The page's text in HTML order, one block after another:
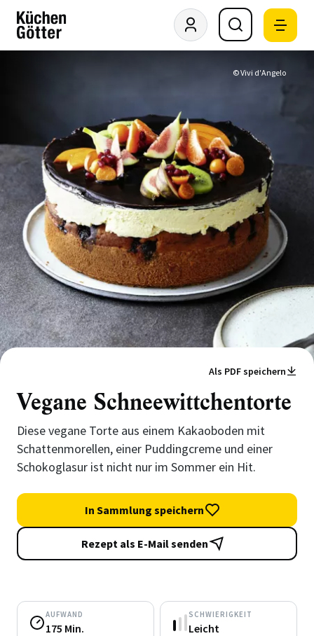
© Vivi d′Angelo
Als PDF speichern
Vegane Schneewittchentorte
Diese vegane Torte aus einem Kakaoboden mit
Schattenmorellen, einer Puddingcreme und einer
Schokoglasur ist nicht nur im Sommer ein Hit.
In Sammlung speichern
Rezept als E-Mail senden
AUFWAND
175 Min.
SCHWIERIGKEIT
Leicht